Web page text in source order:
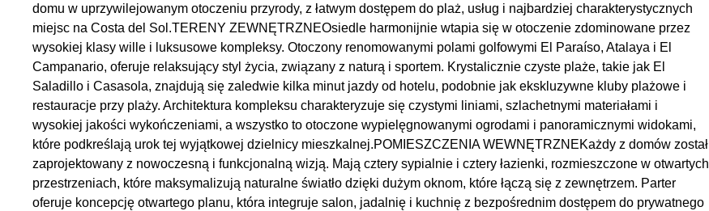
domu w uprzywilejowanym otoczeniu przyrody, z łatwym dostępem do plaż, usług i najbardziej charakterystycznych
miejsc na Costa del Sol.TERENY ZEWNĘTRZNEOsiedle harmonijnie wtapia się w otoczenie zdominowane przez
wysokiej klasy wille i luksusowe kompleksy. Otoczony renomowanymi polami golfowymi El Paraíso, Atalaya i El
Campanario, oferuje relaksujący styl życia, związany z naturą i sportem. Krystalicznie czyste plaże, takie jak El
Saladillo i Casasola, znajdują się zaledwie kilka minut jazdy od hotelu, podobnie jak ekskluzywne kluby plażowe i
restauracje przy plaży. Architektura kompleksu charakteryzuje się czystymi liniami, szlachetnymi materiałami i
wysokiej jakości wykończeniami, a wszystko to otoczone wypielęgnowanymi ogrodami i panoramicznymi widokami,
które podkreślają urok tej wyjątkowej dzielnicy mieszkalnej.POMIESZCZENIA WEWNĘTRZNEKażdy z domów został
zaprojektowany z nowoczesną i funkcjonalną wizją. Mają cztery sypialnie i cztery łazienki, rozmieszczone w otwartych
przestrzeniach, które maksymalizują naturalne światło dzięki dużym oknom, które łączą się z zewnętrzem. Parter
oferuje koncepcję otwartego planu, która integruje salon, jadalnię i kuchnię z bezpośrednim dostępem do prywatnego